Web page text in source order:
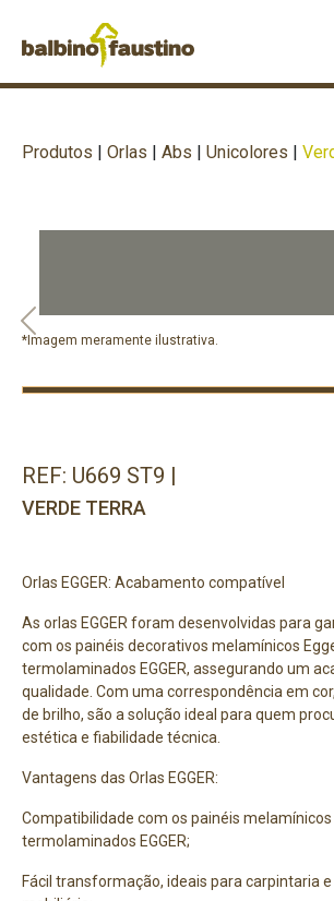
Produtos | Orlas | Abs | Unicolores |
REF: U669 ST9 |
VERDE TERRA
Orlas EGGER: Acabamento compatível
As orlas EGGER foram desenvolvidas para
com os painéis decorativos melamínicos
termolaminados EGGER, assegurando um
qualidade. Com uma correspondência em
de brilho, são a solução ideal para quem
estética e fiabilidade técnica.
Vantagens das Orlas EGGER:
Compatibilidade com os painéis melamínicos
termolaminados EGGER;
Fácil transformação, ideais para carpintaria
Previous
*Imagem meramente ilustrativa.